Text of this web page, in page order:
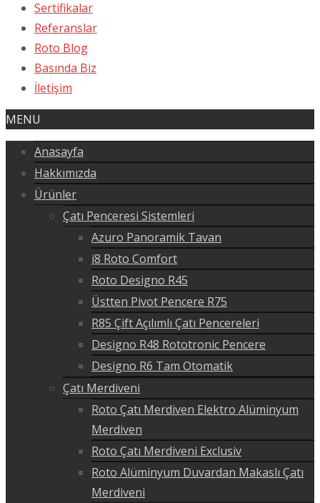
Sertifikalar
Referanslar
Roto Blog
Basında Biz
İletişim
MENU
Anasayfa
Hakkımızda
Ürünler
Çatı Penceresi Sistemleri
Azuro Panoramik Tavan
i8 Roto Comfort
Roto Designo R45
Üstten Pivot Pencere R75
R85 Çift Açılımlı Çatı Pencereleri
Designo R48 Rototronic Pencere
Designo R6 Tam Otomatik
Çatı Merdiveni
Roto Çatı Merdiven Elektro Alüminyum
Merdiven
Roto Çatı Merdiveni Exclusiv
Roto Alüminyum Duvardan Makaslı Çatı
Merdiveni